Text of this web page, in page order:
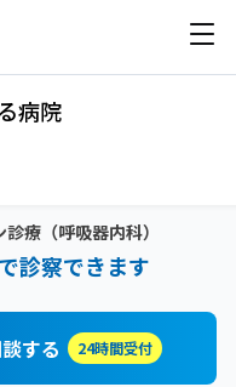
病院
診療（呼吸器内科）
診察できます
する 24時間受付